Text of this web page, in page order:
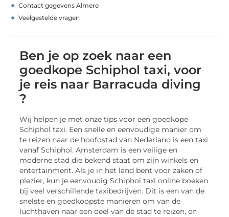
Contact gegevens Almere
Veelgestelde vragen
Ben je op zoek naar een
goedkope Schiphol taxi, voor
je reis naar Barracuda diving
?
Wij helpen je met onze tips voor een goedkope
Schiphol taxi. Een snelle en eenvoudige manier om
te reizen naar de hoofdstad van Nederland is een taxi
vanaf Schiphol. Amsterdam is een veilige en
moderne stad die bekend staat om zijn winkels en
entertainment. Als je in het land bent voor zaken of
plezier, kun je eenvoudig Schiphol taxi online boeken
bij veel verschillende taxibedrijven. Dit is een van de
snelste en goedkoopste manieren om van de
luchthaven naar een deel van de stad te reizen, en